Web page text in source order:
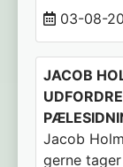
03-08-
JACOB
Jacob
gerne